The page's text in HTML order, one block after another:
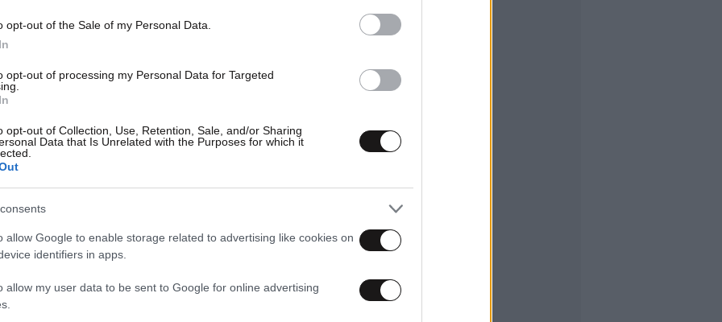
opt-out of the Sale of my Personal Data.
opt-out of processing my Personal Data for Targeted
opt-out of Collection, Use, Retention, Sale, and/or Sharing
Data that Is Unrelated with the Purposes for which it
allow Google to enable storage related to advertising like cookies on
identifiers in apps.
allow my user data to be sent to Google for online advertising